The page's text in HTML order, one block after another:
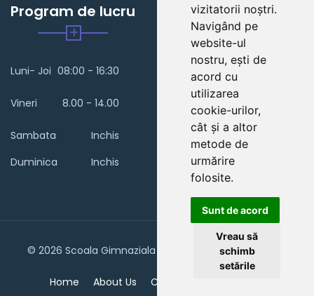
vizitatorii noștri.
Navigând pe
website-ul
nostru, ești de
acord cu
utilizarea
cookie-urilor,
cât și a altor
metode de
urmărire
folosite.
Sunt de acord
Vreau să
schimb
setările
Program de lucru
Luni- Joi 08:00 - 16:30
Vineri 8.00 - 14.00
Sambata
Inchis
Duminica
Inchis
© 2026 Scoala Gimnaziala "Ioan Grigore Teodorescu"
Home About Us Contact Us